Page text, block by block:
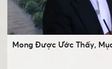
Mong Được Ước Thấy,